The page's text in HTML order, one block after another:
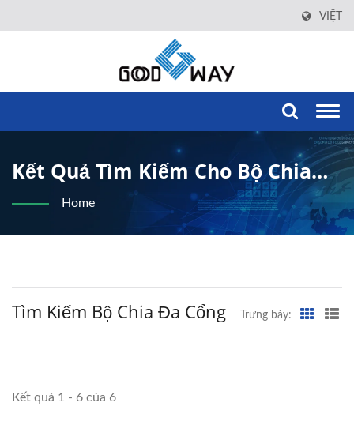
VIỆT
Kết Quả Tìm Kiếm Cho Bộ Chia
Đa Cổng | Good Way Technology
Co., LTD.
Home
Tìm Kiếm Bộ Chia Đa Cổng Trưng bày:
Kết quả 1 - 6 của 6